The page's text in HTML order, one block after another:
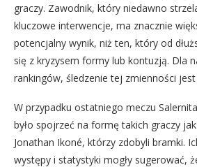
graczy. Zawodnik, który niedawno
kluczowe interwencje, ma znacznie
potencjalny wynik, niż ten, który od
się z kryzysem formy lub kontuzją. Dla
rankingów, śledzenie tej zmienności
W przypadku ostatniego meczu
było spojrzeć na formę takich graczy
Jonathan Ikoné, którzy zdobyli bramki.
występy i statystyki mogły sugerować,